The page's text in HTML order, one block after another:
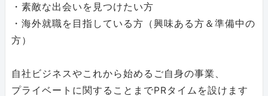
・素敵な出会いを見つけたい方
・海外就職を目指している方（興味ある方＆準備中の
方）
自社ビジネスやこれから始めるご自身の事業、
プライベートに関することまでPRタイムを設けます